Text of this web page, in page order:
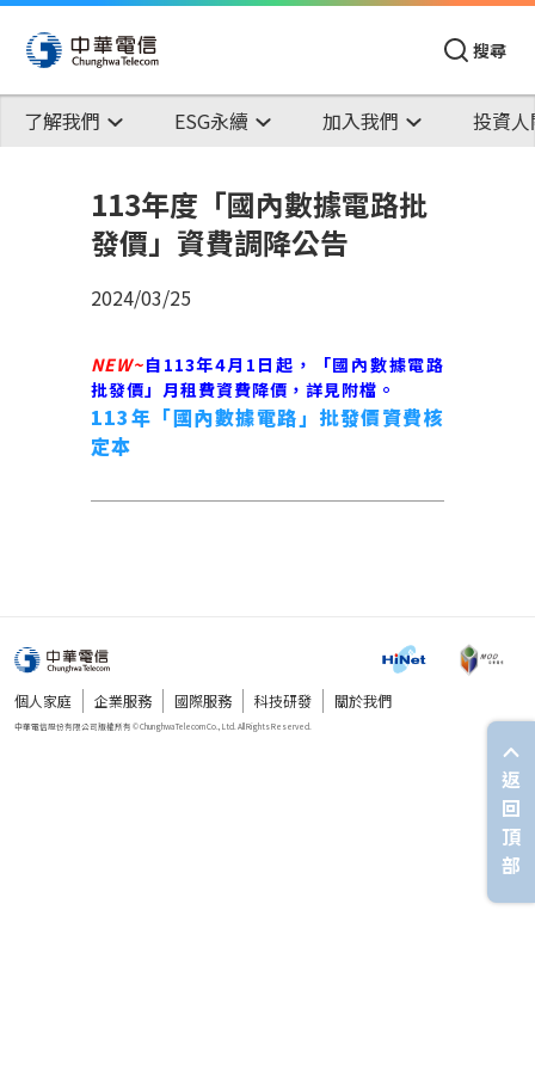
搜尋
了解我們 ESG永續 加入我們 投資
113年度「國內數據電路批
發價」資費調降公告
2024/03/25
NEW~自 113年4月 1 日起，「國內數據電路
批發價」月租費資費降價，詳見附檔。
113年「國內數據電路」批發價資費核
定本
個人家庭 企業服務 國際服務 科技研發 關於我們
返
回
頂
部